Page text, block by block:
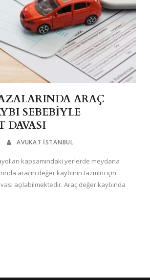
ARAÇ
SEBEBİYLE
DAVASI
AVUKAT ISTANBUL
kapsamındaki yerlerde meydana
aracın değer kaybının tazmini için
açılabilmektedir. Araç değer kaybında